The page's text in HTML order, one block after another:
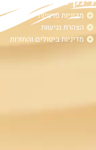
מדיניות פרטיות
הצהרת נגישות
מדיניות ביטולים והחזרות